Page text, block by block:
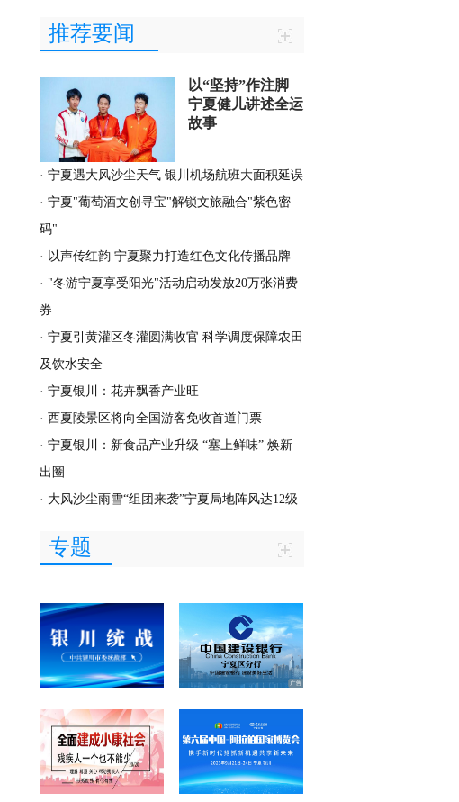
推荐要闻
以“坚持”作注脚
宁夏健儿讲述全运
故事
· 宁夏遇大风沙尘天气 银川机场航班大面积延误
· 宁夏"葡萄酒文创寻宝"解锁文旅融合"紫色密
码"
· 以声传红韵 宁夏聚力打造红色文化传播品牌
· "冬游宁夏享受阳光"活动启动发放20万张消费
券
· 宁夏引黄灌区冬灌圆满收官 科学调度保障农田
及饮水安全
· 宁夏银川：花卉飘香产业旺
· 西夏陵景区将向全国游客免收首道门票
· 宁夏银川：新食品产业升级 “塞上鲜味” 焕新
出圈
· 大风沙尘雨雪“组团来袭”宁夏局地阵风达12级
专题